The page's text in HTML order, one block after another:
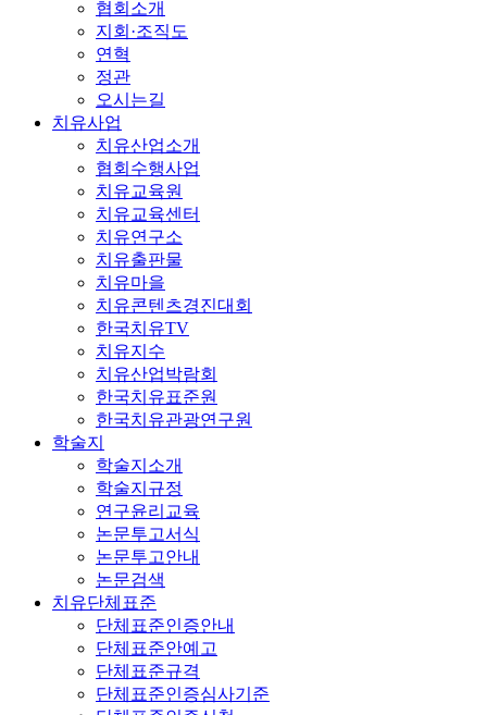
협회소개
지회·조직도
연혁
정관
오시는길
치유사업
치유산업소개
협회수행사업
치유교육원
치유교육센터
치유연구소
치유출판물
치유마을
치유콘텐츠경진대회
한국치유TV
치유지수
치유산업박람회
한국치유표준원
한국치유관광연구원
학술지
학술지소개
학술지규정
연구윤리교육
논문투고서식
논문투고안내
논문검색
치유단체표준
단체표준인증안내
단체표준안예고
단체표준규격
단체표준인증심사기준